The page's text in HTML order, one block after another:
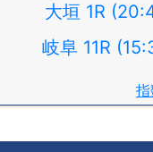
大垣 1R
岐阜 11R